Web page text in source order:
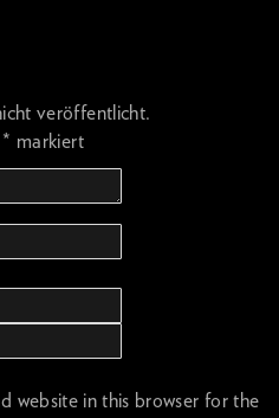
veröffentlicht.
* markiert
website in this browser for the